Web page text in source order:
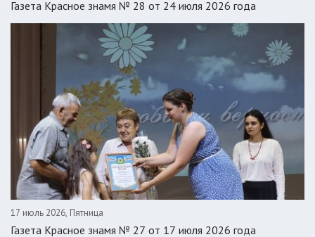
Газета Красное знамя № 28 от 24 июля 2026 года
17 июль 2026, Пятница
Газета Красное знамя № 27 от 17 июля 2026 года